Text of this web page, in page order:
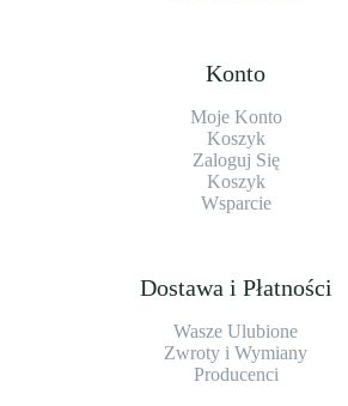
Konto
Moje Konto
Koszyk
Zaloguj Się
Koszyk
Wsparcie
Dostawa i Płatności
Wasze Ulubione
Zwroty i Wymiany
Producenci